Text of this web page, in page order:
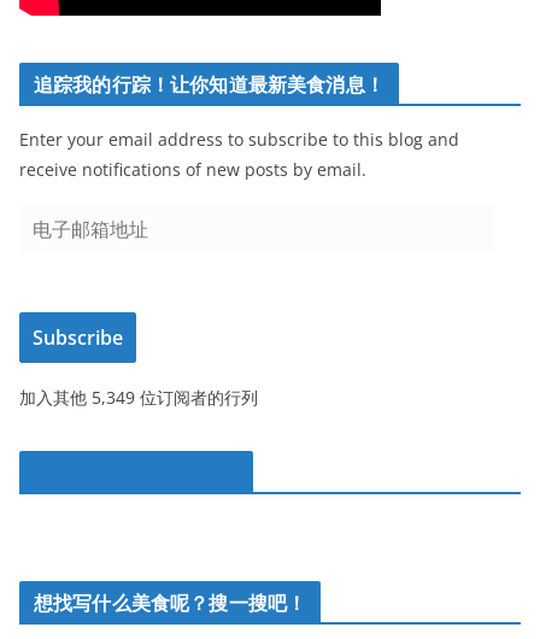
追踪我的行踪！让你知道最新美食消息！
Enter your email address to subscribe to this blog and
receive notifications of new posts by email.
电
箱
地
址
Subscribe
加入其他 5,349 位订阅者的行列
想找写什么美食呢？搜一搜吧！